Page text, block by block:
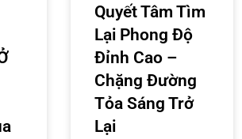
Quyết Tâm Tìm
Lại Phong Độ
Đỉnh Cao –
Chặng Đường
Tỏa Sáng Trở
Lại